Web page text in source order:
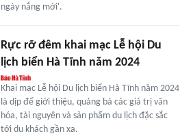
ngày nắng mới'.
Rực rỡ đêm khai mạc Lễ hội Du
lịch biển Hà Tĩnh năm 2024
Khai mạc Lễ hội Du lịch biển Hà Tĩnh năm 2024
là dịp để giới thiệu, quảng bá các giá trị văn
hóa, tài nguyên và sản phẩm du lịch đặc sắc
tới du khách gần xa.